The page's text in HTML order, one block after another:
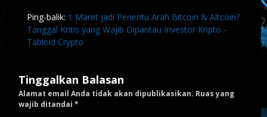
Ping-balik: 1 Maret Jadi Penentu Arah Bitcoin & Altcoin?
Tanggal Kritis yang Wajib Dipantau Investor Kripto -
Tabloid Crypto
Tinggalkan Balasan
Alamat email Anda tidak akan dipublikasikan. Ruas yang
wajib ditandai *